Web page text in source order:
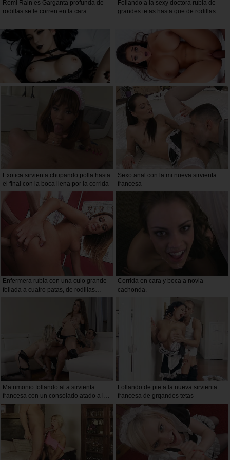
Romi Rain es Garganta profunda de
rodillas se le corren en la cara
Follando a la sexy doctora rubia de
grandes tetas hasta que de rodillas
Exotica sirvienta chupando polla hasta
el final con la boca llena por la corrida
Sexo anal con la mi nueva sirvienta
francesa
Enfermera rubia con una culo grande
follada a cuatro patas, de rodillas
recibe una corrida en la cara y entre
Corrida en cara y boca a novia
cachonda.
Matrimonio follando al a sirvienta
francesa con un consolado atado a la
cintura
Follando de pie a la nueva sirvienta
francesa de grqandes tetas